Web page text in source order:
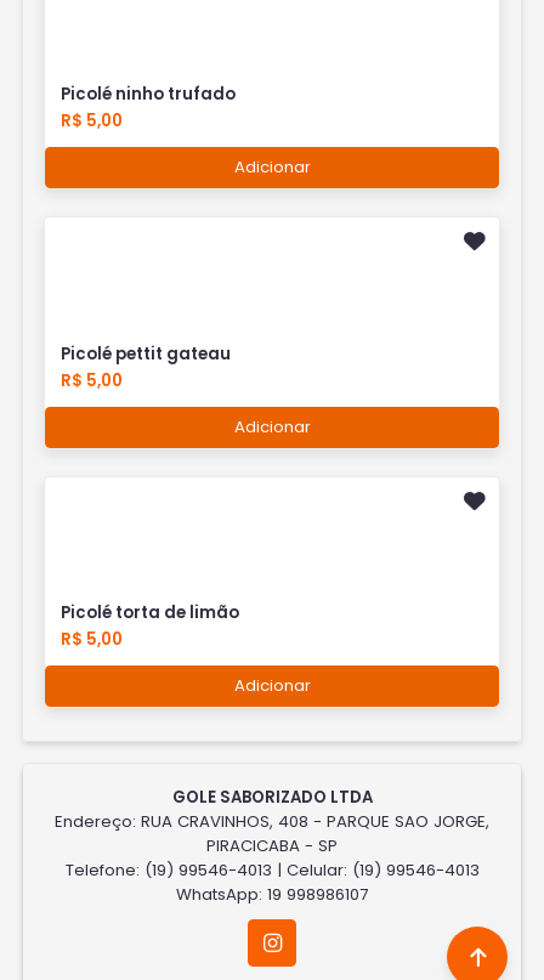
Picolé ninho trufado
R$ 5,00
Adicionar
Picolé pettit gateau
R$ 5,00
Adicionar
Picolé torta de limão
R$ 5,00
Adicionar
GOLE SABORIZADO LTDA
Endereço: RUA CRAVINHOS, 408 - PARQUE SAO JORGE,
PIRACICABA - SP
Telefone: (19) 99546-4013 | Celular: (19) 99546-4013
WhatsApp: 19 998986107